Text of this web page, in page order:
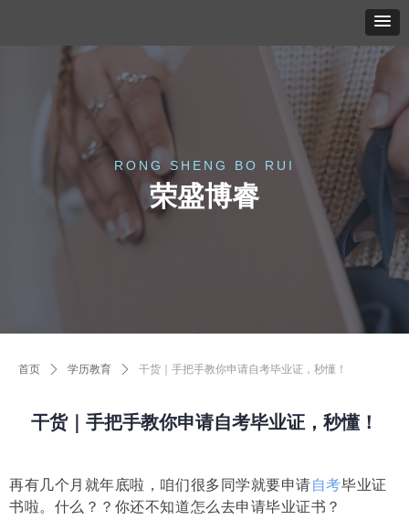
荣盛博睿
RONG SHENG BO RUI
干货｜手把手教你申请自考毕业证，秒懂！
再有几个月就年底啦，咱们很多同学就要申请自考毕业证
书啦。什么？？你还不知道怎么去申请毕业证书？
首页 ꄲ 学历教育 ꄲ 干货｜手把手教你申请自考毕业证，秒懂！